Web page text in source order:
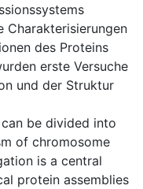
Charakterisierungen
des Proteins
erste Versuche
und der Struktur
be divided into
of chromosome
is a central
protein assemblies